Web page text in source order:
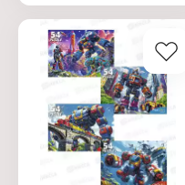
Размер коробки:
6,5х9х2,5 см
Количество элементов:
54 элемента
Материал: картон
Упаковка: в коробке
Рекомендуемый возраст:
от 3 лет